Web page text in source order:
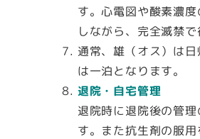
す。心電図や酸素濃
しながら、完全滅禁で
通常、雄（オス）は日
は一泊となります。
退院・自宅管理
退院時に退院後の管
す。また抗生剤の服